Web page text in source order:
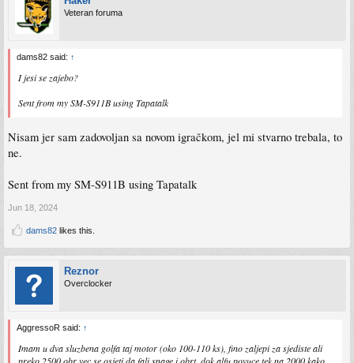
Veteran foruma
dams82 said: ↑
I jesi se zajebo?
Sent from my SM-S911B using Tapatalk
Nisam jer sam zadovoljan sa novom igračkom, jel mi stvarno trebala, to
ne.
Sent from my SM-S911B using Tapatalk
Jun 18, 2024
dams82 likes this.
Reznor
Overclocker
AggressoR said: ↑
Imam u dva sluzbena golfa taj motor (oko 100-110 ks), fino zaljepi za sjediste ali